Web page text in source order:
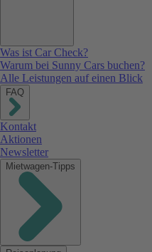
Was ist Car Check?
Warum bei Sunny Cars buchen?
Alle Leistungen auf einen Blick
FAQ
Kontakt
Aktionen
Newsletter
Mietwagen-Tipps